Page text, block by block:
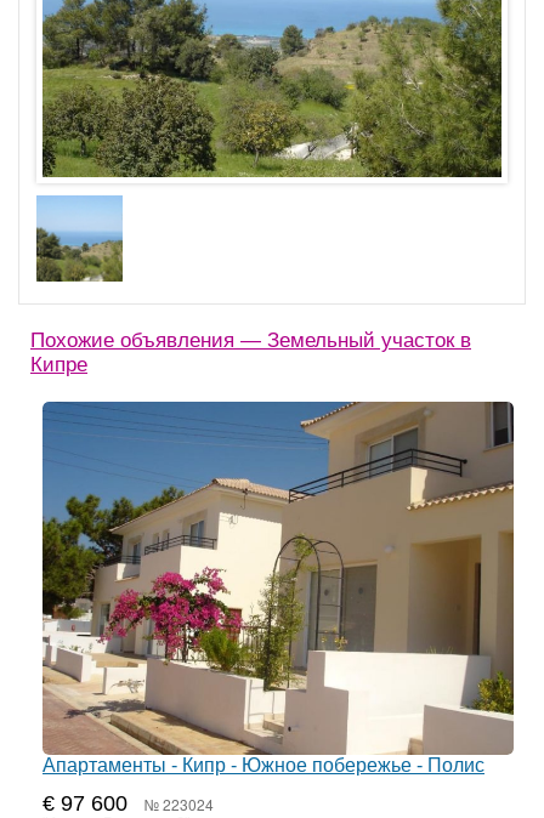
Похожие объявления — Земельный участок в
Кипре
Апартаменты - Кипр - Южное побережье - Полис
€ 97 600 № 223024